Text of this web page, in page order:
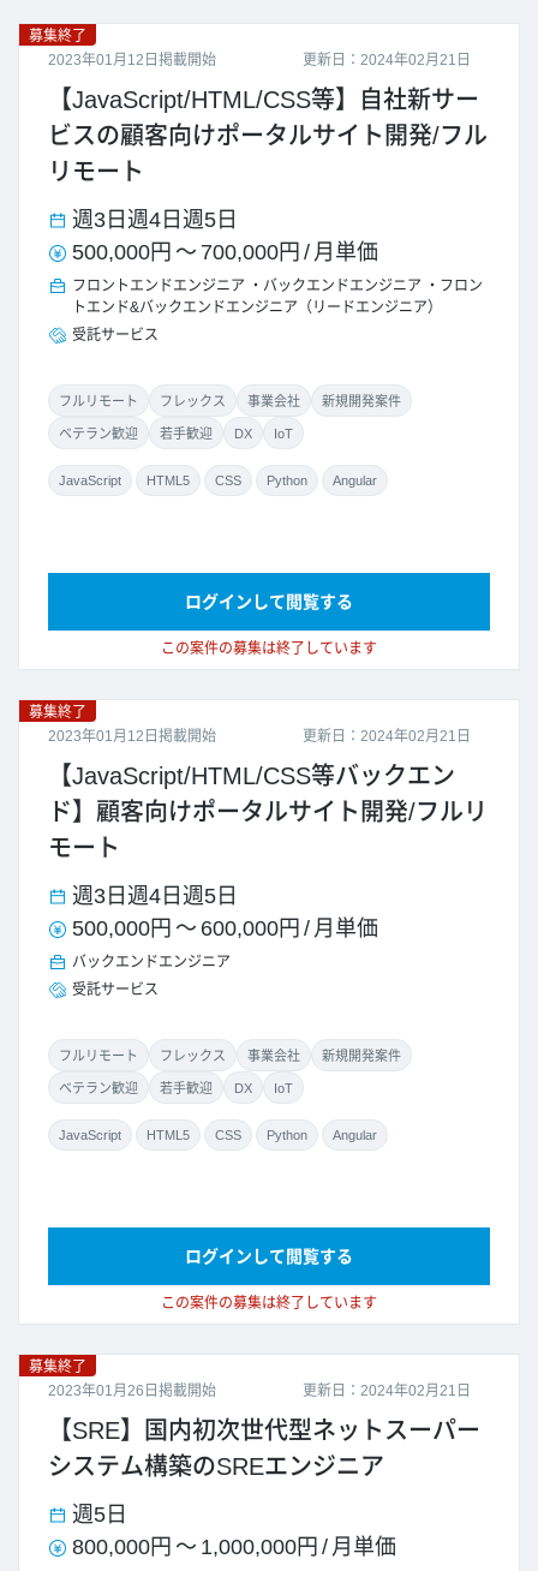
更新日：2024年02月21日
募集終了
2023年01月12日掲載開始
【JavaScript/HTML/CSS等】自社新サー
ビスの顧客向けポータルサイト開発/フル
リモート
週3日 週4日 週5日
500,000円 ～ 700,000円 / 月単価
フロントエンドエンジニア バックエンドエンジニア
フロン
トエンド&バックエンドエンジニア（リードエンジニア）
受託サービス
フルリモート フレックス 事業会社 新規開発案件
ベテラン歓迎 若手歓迎 DX IoT
JavaScript HTML5 CSS Python Angular
この案件の募集は終了しています
ログインして閲覧する
更新日：2024年02月21日
募集終了
2023年01月12日掲載開始
【JavaScript/HTML/CSS等バックエン
ド】顧客向けポータルサイト開発/フルリ
モート
週3日 週4日 週5日
500,000円 ～ 600,000円 / 月単価
バックエンドエンジニア
受託サービス
フルリモート フレックス 事業会社 新規開発案件
ベテラン歓迎 若手歓迎 DX IoT
JavaScript HTML5 CSS Python Angular
この案件の募集は終了しています
ログインして閲覧する
更新日：2024年02月21日
募集終了
2023年01月26日掲載開始
【SRE】国内初次世代型ネットスーパー
システム構築のSREエンジニア
週5日
800,000円 ～ 1,000,000円 / 月単価